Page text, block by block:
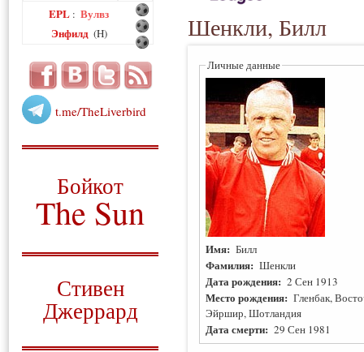
EPL : Вулвз
Энфилд (H)
t.me/TheLiverbird
Бойкот
The Sun
Стивен
Джеррард
Шенкли, Билл
Личные данные
Имя: Билл
Фамилия: Шенкли
Дата рождения: 2 Сен 1913
Место рождения:
Эйршир, Шотландия
Дата смерти: 29 Сен 1981